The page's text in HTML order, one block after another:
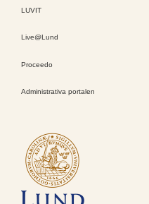
LUVIT
Live@Lund
Proceedo
Administrativa portalen